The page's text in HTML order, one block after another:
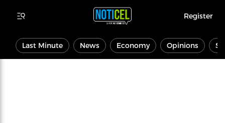
Register
Last Minute News Economy Opinions